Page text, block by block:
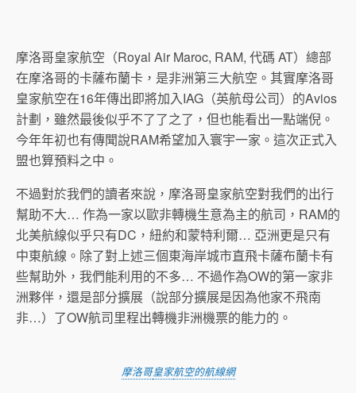
摩洛哥皇家航空（Royal Air Maroc, RAM, 代碼 AT）總部
在摩洛哥的卡薩布蘭卡，是非洲第三大航空。其實摩洛哥
皇家航空在16年傳出即將加入IAG（英航母公司）的Avios
計劃，雖然最後似乎不了了之了，但也能看出一點端倪。
今年年初也有傳聞說RAM希望加入寰宇一家。這次正式入
盟也算預料之中。
不過對於我們的讀者來說，摩洛哥皇家航空對我們的出行
幫助不大… 作為一家以歐非轉機生意為主的航司，RAM的
北美航線似乎只有DC，紐約和蒙特利爾… 亞洲更是只有
中東航線。除了對上述三個東海岸城市直飛卡薩布蘭卡有
些幫助外，我們能利用的不多… 不過作為OW的第一家非
洲夥伴，還是部分擴展（說部分擴展是因為他家不飛南
非…）了OW航司里程出轉機非洲機票的能力的。
摩洛哥皇家航空的航線網